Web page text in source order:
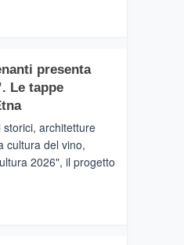
presenta
Le tappe
architetture
cultura del vino,
2026", il progetto